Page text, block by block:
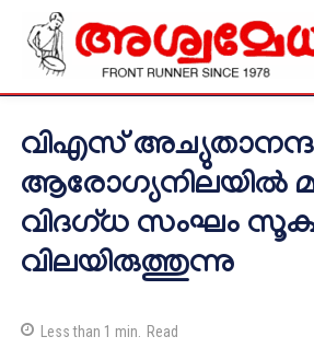
വിഎസ്
ആരോഗ്യനിലയിൽ
വിദഗ്ധ സംഘം
വിലയിരുത്തുന്നു
Less than 1 min. Read